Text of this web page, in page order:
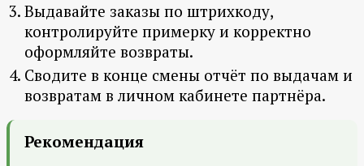
Выдавайте заказы по штрихкоду,
контролируйте примерку и корректно
оформляйте возвраты.
Сводите в конце смены отчёт по выдачам и
возвратам в личном кабинете партнёра.
Рекомендация